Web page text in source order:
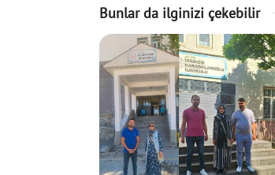
Bunlar da ilginizi çekebilir